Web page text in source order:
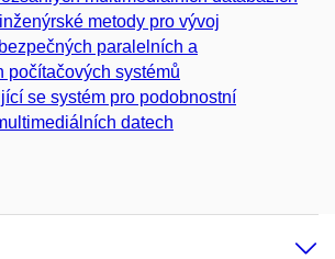
metody pro vývoj
paralelních a
počítačových systémů
se systém pro podobnostní
datech